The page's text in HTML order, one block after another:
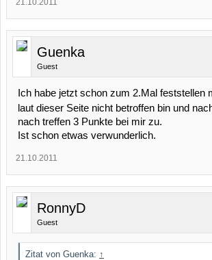
Guenka
Guest
Ich habe jetzt schon zum 2.Mal feststellen
laut dieser Seite nicht betroffen bin und
nach treffen 3 Punkte bei mir zu.
Ist schon etwas verwunderlich.
21.10.2011
RonnyD
Guest
Zitat von Guenka: ↑